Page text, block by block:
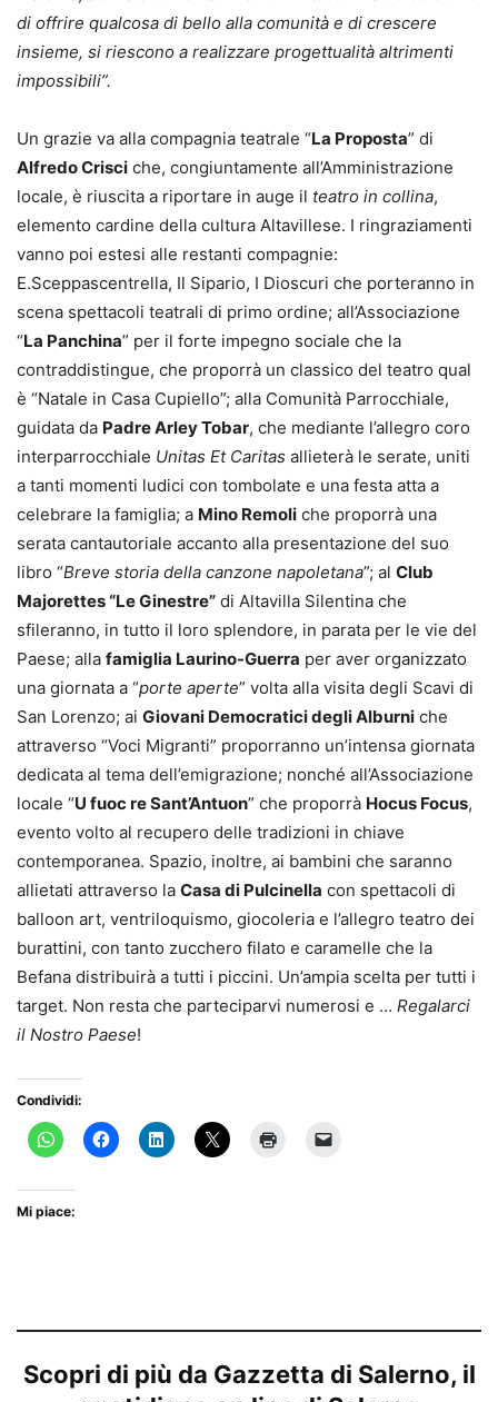
di offrire qualcosa di bello alla comunità e di crescere
insieme, si riescono a realizzare progettualità altrimenti
impossibili”.
Un grazie va alla compagnia teatrale “La Proposta” di
Alfredo Crisci che, congiuntamente all’Amministrazione
locale, è riuscita a riportare in auge il teatro in collina,
elemento cardine della cultura Altavillese. I ringraziamenti
vanno poi estesi alle restanti compagnie:
E.Sceppascentrella, Il Sipario, I Dioscuri che porteranno in
scena spettacoli teatrali di primo ordine; all’Associazione
“La Panchina” per il forte impegno sociale che la
contraddistingue, che proporrà un classico del teatro qual
è “Natale in Casa Cupiello”; alla Comunità Parrocchiale,
guidata da Padre Arley Tobar, che mediante l’allegro coro
interparrocchiale Unitas Et Caritas allieterà le serate, uniti
a tanti momenti ludici con tombolate e una festa atta a
celebrare la famiglia; a Mino Remoli che proporrà una
serata cantautoriale accanto alla presentazione del suo
libro “Breve storia della canzone napoletana”; al Club
Majorettes “Le Ginestre” di Altavilla Silentina che
sfileranno, in tutto il loro splendore, in parata per le vie del
Paese; alla famiglia Laurino-Guerra per aver organizzato
una giornata a “porte aperte” volta alla visita degli Scavi di
San Lorenzo; ai Giovani Democratici degli Alburni che
attraverso “Voci Migranti” proporranno un’intensa giornata
dedicata al tema dell’emigrazione; nonché all’Associazione
locale “U fuoc re Sant’Antuon” che proporrà Hocus Focus,
evento volto al recupero delle tradizioni in chiave
contemporanea. Spazio, inoltre, ai bambini che saranno
allietati attraverso la Casa di Pulcinella con spettacoli di
balloon art, ventriloquismo, giocoleria e l’allegro teatro dei
burattini, con tanto zucchero filato e caramelle che la
Befana distribuirà a tutti i piccini. Un’ampia scelta per tutti i
target. Non resta che parteciparvi numerosi e … Regalarci
il Nostro Paese!
Condividi:
Mi piace:
Scopri di più da Gazzetta di Salerno, il